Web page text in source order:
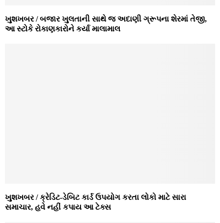
ખુશખબર / બજાર ખુલતાની સાથે જ અદાણી ગ્રૂપના શેરમાં તેજી,
આ સ્ટોકે રોકાણકારોને કર્યા માલામાલ
ખુશખબર / ક્રેડિટ-ડેબિટ કાર્ડ ઉપયોગ કરતા લોકો માટે સારા
સમાચાર, હવે નહીં કપાય આ ટેક્સ